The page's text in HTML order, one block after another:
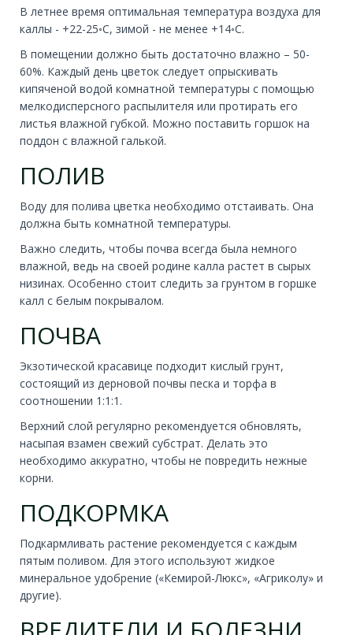
В летнее время оптимальная температура воздуха для
каллы - +22-25◦С, зимой - не менее +14◦С.
В помещении должно быть достаточно влажно – 50-
60%. Каждый день цветок следует опрыскивать
кипяченой водой комнатной температуры с помощью
мелкодисперсного распылителя или протирать его
листья влажной губкой. Можно поставить горшок на
поддон с влажной галькой.
ПОЛИВ
Воду для полива цветка необходимо отстаивать. Она
должна быть комнатной температуры.
Важно следить, чтобы почва всегда была немного
влажной, ведь на своей родине калла растет в сырых
низинах. Особенно стоит следить за грунтом в горшке
калл с белым покрывалом.
ПОЧВА
Экзотической красавице подходит кислый грунт,
состоящий из дерновой почвы песка и торфа в
соотношении 1:1:1.
Верхний слой регулярно рекомендуется обновлять,
насыпая взамен свежий субстрат. Делать это
необходимо аккуратно, чтобы не повредить нежные
корни.
ПОДКОРМКА
Подкармливать растение рекомендуется с каждым
пятым поливом. Для этого используют жидкое
минеральное удобрение («Кемирой-Люкс», «Агриколу» и
другие).